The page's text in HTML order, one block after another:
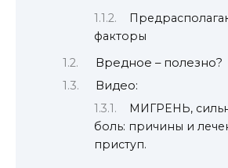
факторы
Вредное – полезно?
Видео:
МИГРЕНЬ,
боль: причины и
приступ.